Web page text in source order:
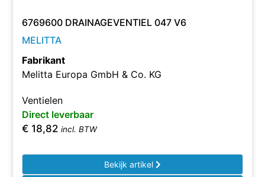
6769600 DRAINAGEVENTIEL 047 V6
MELITTA
Fabrikant
Melitta Europa GmbH & Co. KG
Ventielen
Direct leverbaar
€ 18,82 incl. BTW
Bekijk artikel